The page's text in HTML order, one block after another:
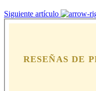
Siguiente artículo